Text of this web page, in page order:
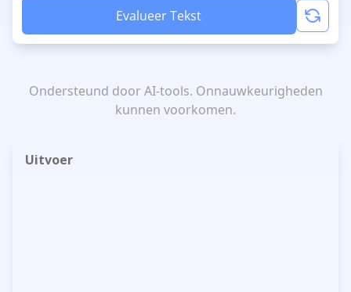
Evalueer Tekst
Ondersteund door AI-tools. Onnauwkeurigheden
kunnen voorkomen.
Uitvoer